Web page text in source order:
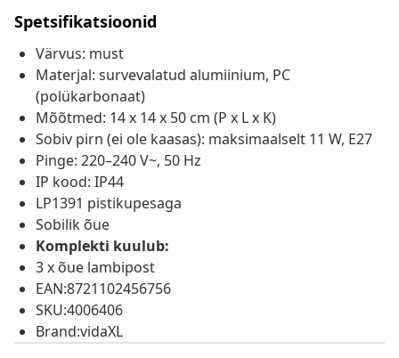
Spetsifikatsioonid
Värvus: must
Materjal: survevalatud alumiinium, PC
(polükarbonaat)
Mõõtmed: 14 x 14 x 50 cm (P x L x K)
Sobiv pirn (ei ole kaasas): maksimaalselt 11 W, E27
Pinge: 220–240 V~, 50 Hz
IP kood: IP44
LP1391 pistikupesaga
Sobilik õue
Komplekti kuulub:
3 x õue lambipost
EAN:8721102456756
SKU:4006406
Brand:vidaXL